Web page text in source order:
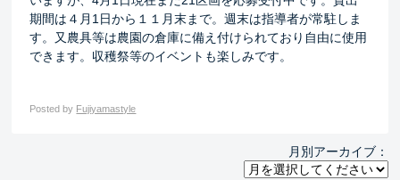
期間は４月1日から１１月末まで。週末は指導者が常駐しま
す。又農具等は農園の倉庫に備え付けられており自由に使用
できます。収穫祭等のイベントも楽しみです。
Posted by Fujiyamastyle
月別アーカイブ：